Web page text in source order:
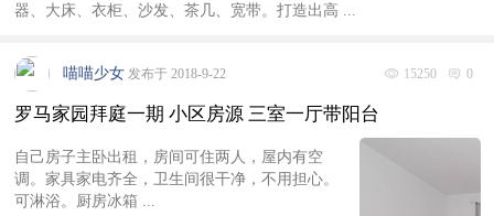
器、大床、衣柜、沙发、茶几、宽带。打造出高 ...
15250 0
喵喵少女 发布于 2018-9-22
罗马家园拜庭一期 小区房源 三室一厅带阳台
自己房子主卧出租，房间可住两人，屋内有空
调。家具家电齐全，卫生间很干净，不用担心。
可淋浴。厨房冰箱 ...